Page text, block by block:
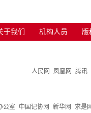
于我们 机构人员 版
人民网 凤凰网 腾讯
公室 中国记协网 新华网
求是